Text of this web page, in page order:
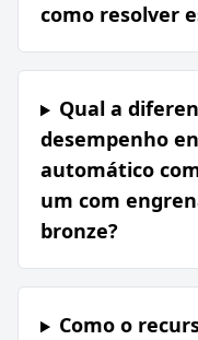
como resolver
Qual a
desempenho
automático
um com
bronze?
Como o